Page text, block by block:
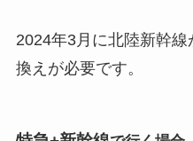
2024年3月に北陸新幹
換えが必要です。